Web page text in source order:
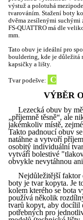
výstuž a polotuhá
tvarováním. Stažení boty
dvěma zesílenými suchými
FS-QUATTRO má dle
mm.
Tato obuv je ideální pro
bouldering, kde je důležitá
kapsičky a lišty.
Tvar podešve:
C
VÝBĚR
Lezecká obuv by
„příjemně těsně“, ale
jakémkoliv místě,
Takto padnoucí obuv
natáhne a vytvoří
osobitý individuální
vytváří bolestivé
obvykle nevytáhnou
Nejdůležitější faktor
boty je tvar kopyta. Je
kolem kterého se bota
používá několik
tvarů kopyt, aby docílil
potřebných pro